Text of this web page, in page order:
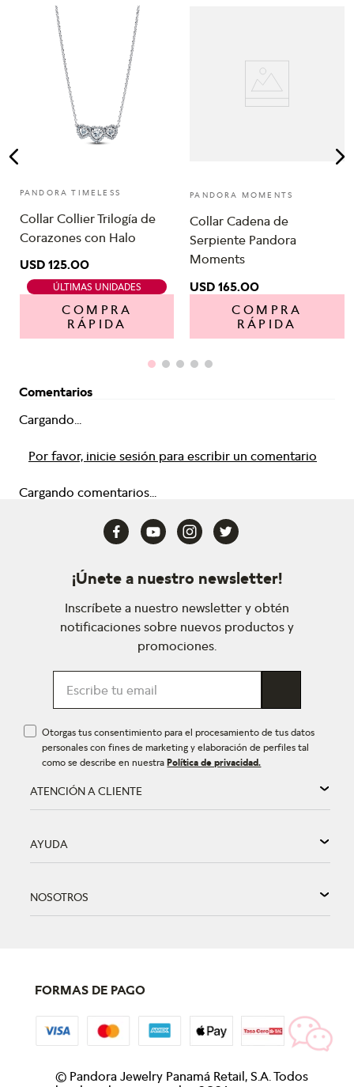
PANDORA TIMELESS
Collar Collier Trilogía de
Corazones con Halo
USD 125.00
ÚLTIMAS UNIDADES
COMPRA
RÁPIDA
PANDORA MOMENTS
Collar Cadena de
Serpiente Pandora
Moments
USD 165.00
COMPRA
RÁPIDA
Comentarios
Cargando...
Por favor, inicie sesión para escribir un comentario
Cargando comentarios...
¡Únete a nuestro newsletter!
Inscríbete a nuestro newsletter y obtén
notificaciones sobre nuevos productos y
promociones.
Otorgas tus consentimiento para el procesamiento de tus datos
personales con fines de marketing y elaboración de perfiles tal
como se describe en nuestraPolítica de privacidad.
ATENCIÓN A CLIENTE
AYUDA
NOSOTROS
FORMAS DE PAGO
© Pandora Jewelry Panamá Retail, S.A. Todos